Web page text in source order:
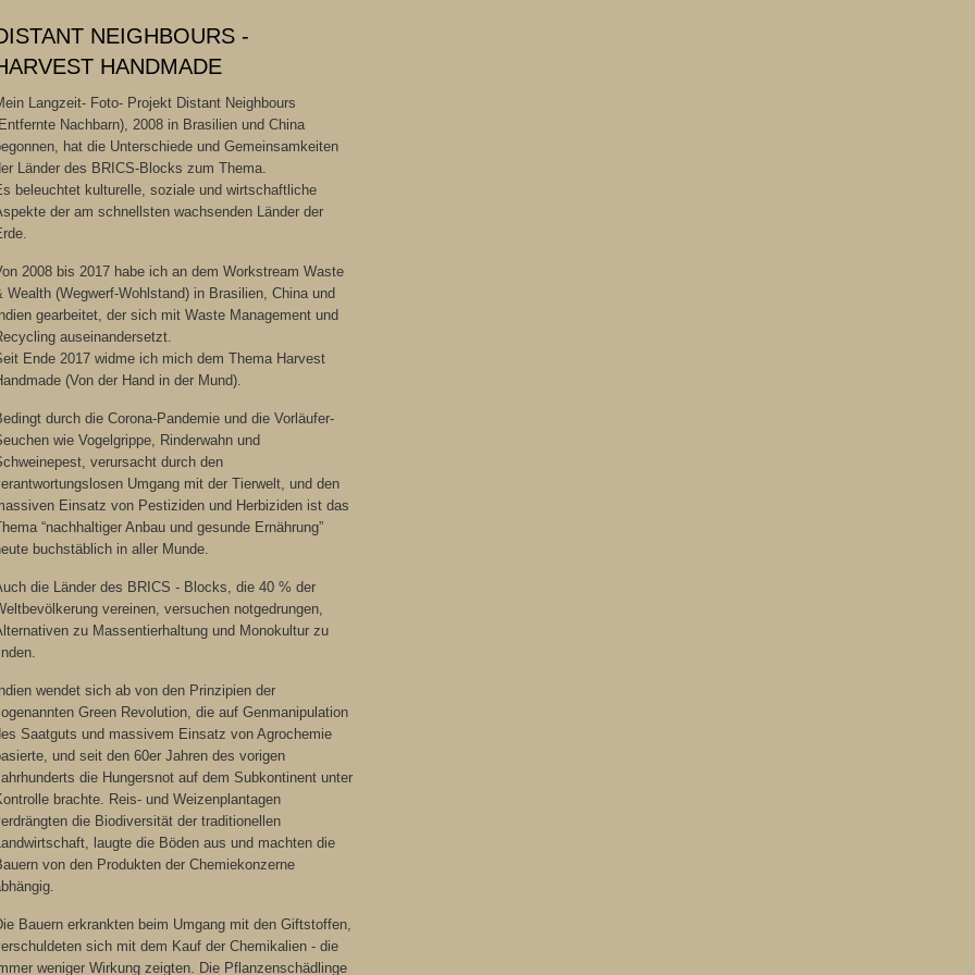
NEIGHBOURS -
HANDMADE
Langzeit- Foto- Projekt Distant Neighbours
Nachbarn), 2008 in Brasilien und China
hat die Unterschiede und Gemeinsamkeiten
Länder des BRICS-Blocks zum Thema.
beleuchtet kulturelle, soziale und wirtschaftliche
der am schnellsten wachsenden Länder der
2008 bis 2017 habe ich an dem Workstream Waste
Wealth (Wegwerf-Wohlstand) in Brasilien, China und
Indien gearbeitet, der sich mit Waste Management und
auseinandersetzt.
Ende 2017 widme ich mich dem Thema Harvest
(Von der Hand in der Mund).
durch die Corona-Pandemie und die Vorläufer-
wie Vogelgrippe, Rinderwahn und
verursacht durch den
Umgang mit der Tierwelt, und den
Einsatz von Pestiziden und Herbiziden ist das
“nachhaltiger Anbau und gesunde Ernährung”
buchstäblich in aller Munde.
die Länder des BRICS - Blocks, die 40 % der
vereinen, versuchen notgedrungen,
zu Massentierhaltung und Monokultur zu
Indien wendet sich ab von den Prinzipien der
Green Revolution, die auf Genmanipulation
Saatguts und massivem Einsatz von Agrochemie
und seit den 60er Jahren des vorigen
die Hungersnot auf dem Subkontinent unter
brachte. Reis- und Weizenplantagen
die Biodiversität der traditionellen
laugte die Böden aus und machten die
von den Produkten der Chemiekonzerne
Bauern erkrankten beim Umgang mit den Giftstoffen,
sich mit dem Kauf der Chemikalien - die
weniger Wirkung zeigten. Die Pflanzenschädlinge